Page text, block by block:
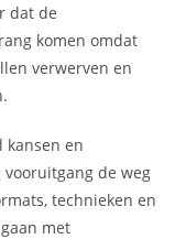
dat de
komen omdat
verwerven en
kansen en
de weg
technieken en
met